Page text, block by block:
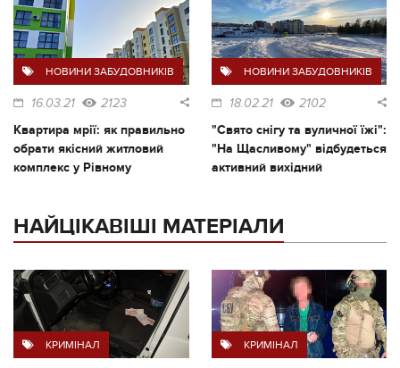
НОВИНИ ЗАБУДОВНИКІВ
16.03.21 2123
Квартира мрії: як правильно
обрати якісний житловий
комплекс у Рівному
НОВИНИ ЗАБУДОВНИКІВ
18.02.21 2102
"Свято снігу та вуличної їжі":
"На Щасливому" відбудеться
активний вихідний
НАЙЦІКАВІШІ МАТЕРІАЛИ
КРИМІНАЛ КРИМІНАЛ